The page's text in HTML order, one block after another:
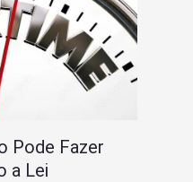
Pode Fazer
a Lei